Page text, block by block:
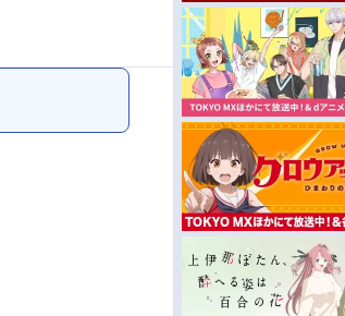
夏アニメ
冬